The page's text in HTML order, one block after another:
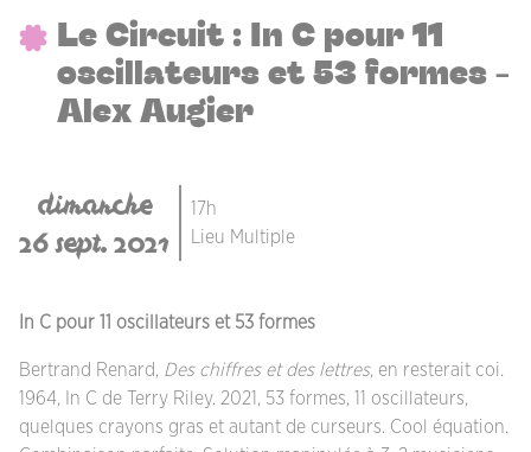
Le Circuit : In C pour 11
oscillateurs et 53 formes -
Alex Augier
dimanche
26 sept. 2021
17h
Lieu Multiple
In C pour 11 oscillateurs et 53 formes
Bertrand Renard, Des chiffres et des lettres, en resterait coi.
1964, In C de Terry Riley. 2021, 53 formes, 11 oscillateurs,
quelques crayons gras et autant de curseurs. Cool équation.